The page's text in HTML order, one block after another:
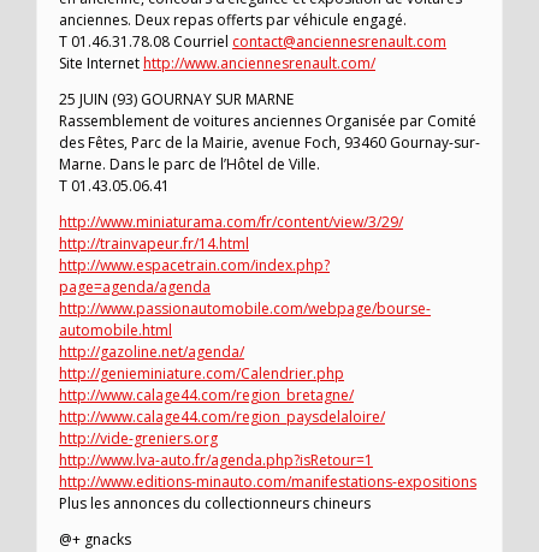
anciennes. Deux repas offerts par véhicule engagé.
T 01.46.31.78.08 Courriel contact@anciennesrenault.com
Site Internethttp://www.anciennesrenault.com/
25 JUIN (93) GOURNAY SUR MARNE
Rassemblement de voitures anciennes Organisée par Comité
des Fêtes, Parc de la Mairie, avenue Foch, 93460 Gournay-sur-
Marne. Dans le parc de l’Hôtel de Ville.
T 01.43.05.06.41
http://www.miniaturama.com/fr/content/view/3/29/
http://trainvapeur.fr/14.html
http://www.espacetrain.com/index.php?
page=agenda/agenda
http://www.passionautomobile.com/webpage/bourse-
automobile.html
http://gazoline.net/agenda/
http://genieminiature.com/Calendrier.php
http://www.calage44.com/region_bretagne/
http://www.calage44.com/region_paysdelaloire/
http://vide-greniers.org
http://www.lva-auto.fr/agenda.php?isRetour=1
http://www.editions-minauto.com/manifestations-expositions
Plus les annonces du collectionneurs chineurs
@+ gnacks